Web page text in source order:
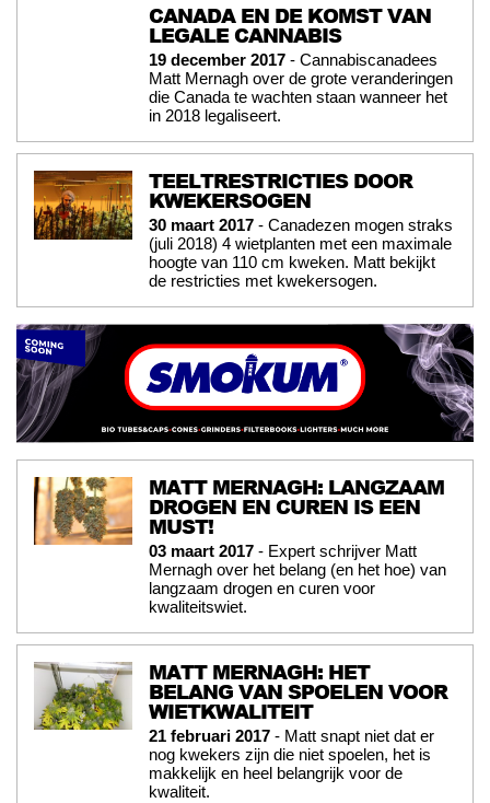
CANADA EN DE KOMST VAN
LEGALE CANNABIS
19 december 2017 - Cannabiscanadees
Matt Mernagh over de grote veranderingen
die Canada te wachten staan wanneer het
in 2018 legaliseert.
TEELTRESTRICTIES DOOR
KWEKERSOGEN
30 maart 2017 - Canadezen mogen straks
(juli 2018) 4 wietplanten met een maximale
hoogte van 110 cm kweken. Matt bekijkt
de restricties met kwekersogen.
MATT MERNAGH: LANGZAAM
DROGEN EN CUREN IS EEN
MUST!
03 maart 2017 - Expert schrijver Matt
Mernagh over het belang (en het hoe) van
langzaam drogen en curen voor
kwaliteitswiet.
MATT MERNAGH: HET
BELANG VAN SPOELEN VOOR
WIETKWALITEIT
21 februari 2017 - Matt snapt niet dat er
nog kwekers zijn die niet spoelen, het is
makkelijk en heel belangrijk voor de
kwaliteit.